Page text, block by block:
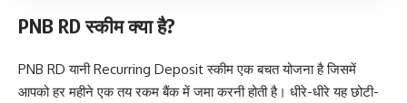
PNB RD स्कीम क्या है?
PNB RD यानी Recurring Deposit स्कीम एक बचत योजना है जिसमें
आपको हर महीने एक तय रकम बैंक में जमा करनी होती है। धीरे-धीरे यह छोटी-